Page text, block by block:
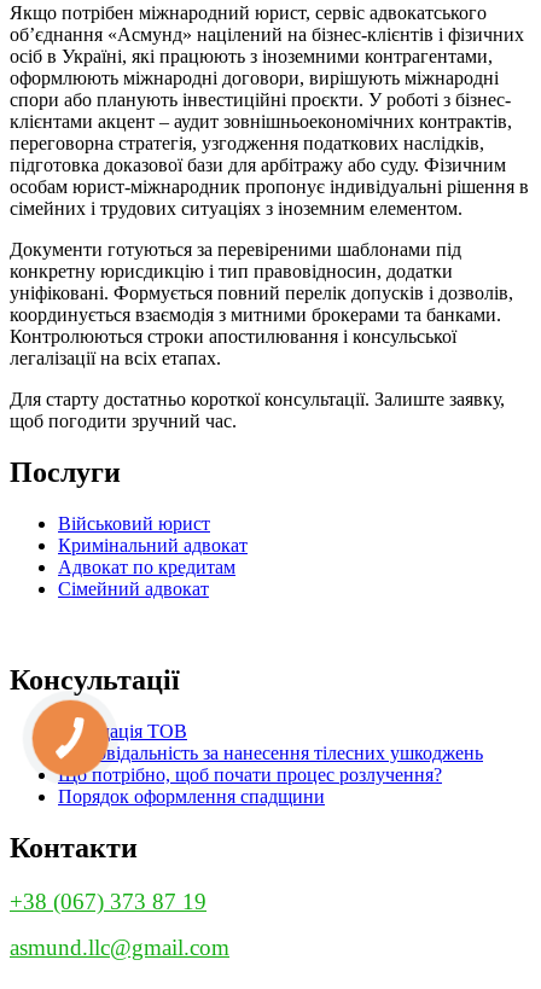
Якщо потрібен міжнародний юрист, сервіс адвокатського
об’єднання «Асмунд» націлений на бізнес-клієнтів і фізичних
осіб в Україні, які працюють з іноземними контрагентами,
оформлюють міжнародні договори, вирішують міжнародні
спори або планують інвестиційні проєкти. У роботі з бізнес-
клієнтами акцент – аудит зовнішньоекономічних контрактів,
переговорна стратегія, узгодження податкових наслідків,
підготовка доказової бази для арбітражу або суду. Фізичним
особам юрист-міжнародник пропонує індивідуальні рішення в
сімейних і трудових ситуаціях з іноземним елементом.
Документи готуються за перевіреними шаблонами під
конкретну юрисдикцію і тип правовідносин, додатки
уніфіковані. Формується повний перелік допусків і дозволів,
координується взаємодія з митними брокерами та банками.
Контролюються строки апостилювання і консульської
легалізації на всіх етапах.
Для старту достатньо короткої консультації. Залиште заявку,
щоб погодити зручний час.
Послуги
Військовий юрист
Кримінальний адвокат
Адвокат по кредитам
Сімейний адвокат
Консультації
Ліквідація ТОВ
Відповідальність за нанесення тілесних ушкоджень
Що потрібно, щоб почати процес розлучення?
Порядок оформлення спадщини
Контакти
+38 (067) 373 87 19
asmund.llc@gmail.com